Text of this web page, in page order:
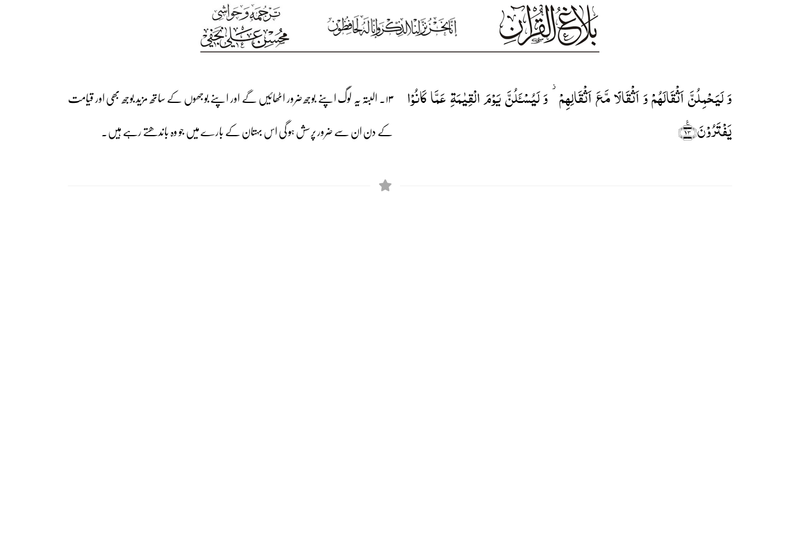
وَ لَیَحۡمِلُنَّ اَثۡقَالَہُمۡ وَ اَثۡقَالًا مَّعَ اَثۡقَالِہِمۡ ۫ وَ لَیُسۡـَٔلُنَّ یَوۡمَ الۡقِیٰمَۃِ عَمَّا کَانُوۡا
یَفۡتَرُوۡنَ﴿٪۱۳﴾
۱۳۔ البتہ یہ لوگ اپنے بوجھ ضرور اٹھائیں گے اور اپنے بوجھوں کے ساتھ مزید بوجھ بھی اور قیامت
کے دن ان سے ضرور پرسش ہو گی اس بہتان کے بارے میں جو وہ باندھتے رہے ہیں۔